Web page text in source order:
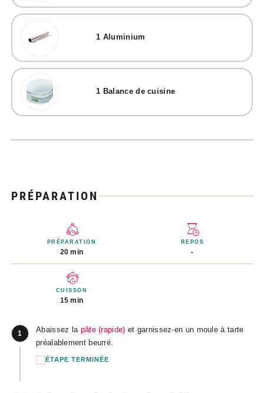
1 Aluminium
1 Balance de cuisine
PRÉPARATION
PRÉPARATION
20 min
REPOS
-
CUISSON
15 min
1 Abaissez la pâte (rapide) et garnissez-en un moule à tarte
préalablement beurré.
ÉTAPE TERMINÉE